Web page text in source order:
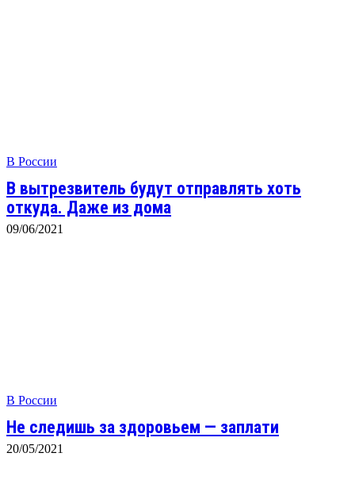
В России
В вытрезвитель будут отправлять хоть
откуда. Даже из дома
09/06/2021
В России
Не следишь за здоровьем — заплати
20/05/2021